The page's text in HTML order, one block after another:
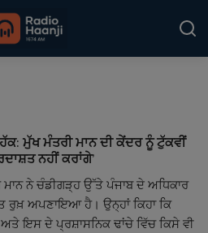
ਮੁੱਖ ਮੰਤਰੀ ਮਾਨ ਦੀ ਕੇਂਦਰ ਨੂੰ ਟੁੱਕਵੀਂ
ਨਹੀਂ ਕਰਾਂਗੇ’
ਨੇ ਚੰਡੀਗੜ੍ਹ ਉੱਤੇ ਪੰਜਾਬ ਦੇ ਅਧਿਕਾਰ
ਰੁਖ਼ ਅਪਣਾਇਆ ਹੈ। ਉਨ੍ਹਾਂ ਕਿਹਾ ਕਿ
ਅਤੇ ਇਸ ਦੇ ਪ੍ਰਸ਼ਾਸਨਿਕ ਢਾਂਚੇ ਵਿੱਚ ਕਿਸੇ ਵੀ